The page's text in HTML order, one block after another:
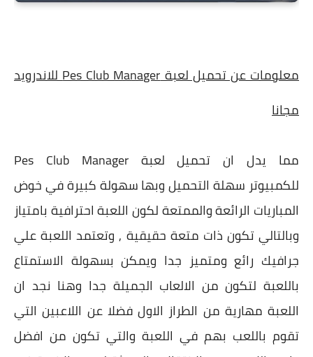
معلومات عن تحميل لعبة Pes Club Manager للاندرويد
مجانا
مما يدل ان تحميل لعبة Pes Club Manager
للكمبيوتر سهلة التحميل وبها سهولة كبيرة في خوض
المباريات الرائعة والممتعة لكون اللعبة احترافية بامتياز
وبالتالي تكون ذات متعة حقيقية , وتعتمد اللعبة علي
جرافيك رائع ومتميز جدا ويمكن بسهولة الاستمتاع
باللعبة لتكون من الالعاب الجميلة جدا وهنا نجد ان
اللعبة مهارية من الطراز الاول فضلا عن اللاعبين التي
تقوم باللعب بهم في اللعبة والتي تكون من افضل